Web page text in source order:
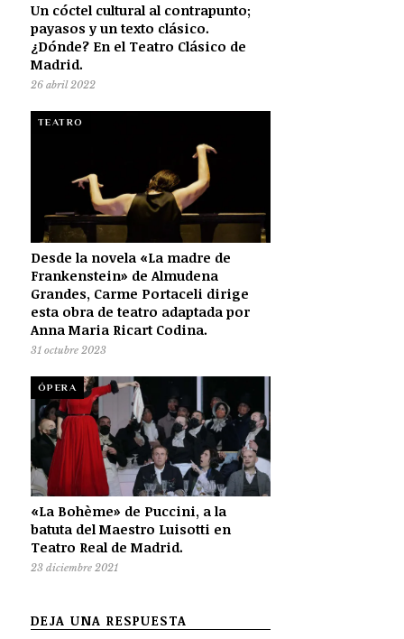
Un cóctel cultural al contrapunto;
payasos y un texto clásico.
¿Dónde? En el Teatro Clásico de
Madrid.
26 abril 2022
TEATRO
Desde la novela «La madre de
Frankenstein» de Almudena
Grandes, Carme Portaceli dirige
esta obra de teatro adaptada por
Anna Maria Ricart Codina.
31 octubre 2023
ÓPERA
«La Bohème» de Puccini, a la
batuta del Maestro Luisotti en
Teatro Real de Madrid.
23 diciembre 2021
DEJA UNA RESPUESTA